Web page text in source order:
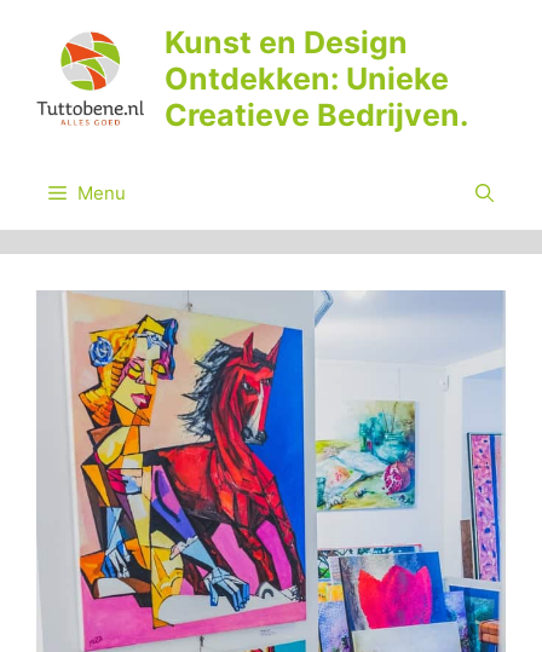
inhoud
Kunst en Design
Ontdekken: Unieke
Creatieve Bedrijven.
Menu